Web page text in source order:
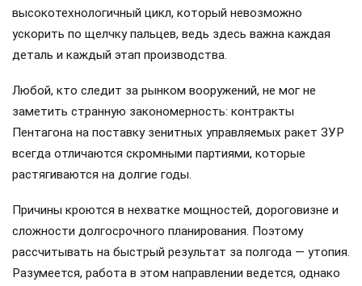
высокотехнологичный цикл, который невозможно
ускорить по щелчку пальцев, ведь здесь важна каждая
деталь и каждый этап производства.
Любой, кто следит за рынком вооружений, не мог не
заметить странную закономерность: контракты
Пентагона на поставку зенитных управляемых ракет ЗУР
всегда отличаются скромными партиями, которые
растягиваются на долгие годы.
Причины кроются в нехватке мощностей, дороговизне и
сложности долгосрочного планирования. Поэтому
рассчитывать на быстрый результат за полгода — утопия.
Разумеется, работа в этом направлении ведется, однако